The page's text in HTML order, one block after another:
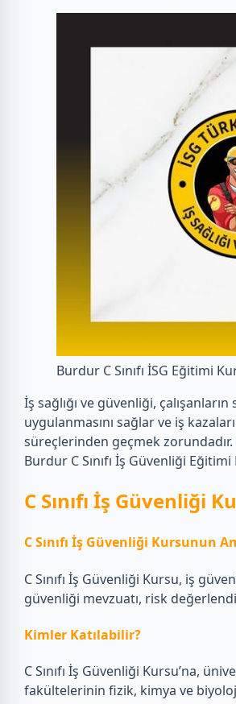
Burdur C Sınıfı İSG Eğitimi
İş sağlığı ve güvenliği,
uygulanmasını sağlar ve iş
süreçlerinden geçmek
Burdur C Sınıfı İş Güvenliği Eğitimi
C Sınıfı İş Güvenliği
C Sınıfı İş Güvenliği Kursunun
C Sınıfı İş Güvenliği Kursu, iş
güvenliği mevzuatı, risk
Kimler Katılabilir?
C Sınıfı İş Güvenliği Kursu’na,
fakültelerinin fizik, kimya ve